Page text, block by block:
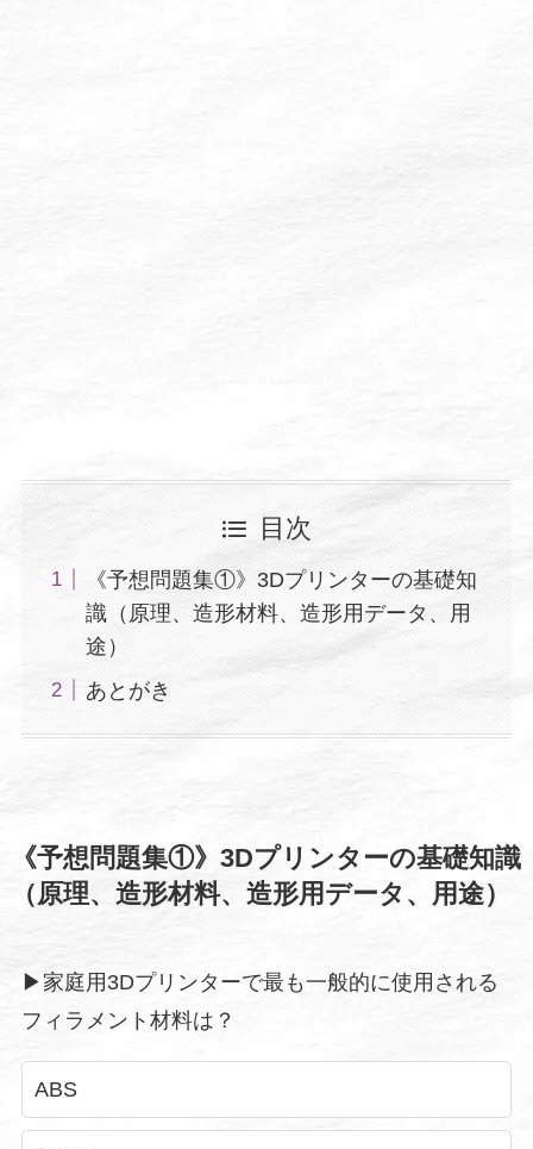
目次
《予想問題集①》3Dプリンターの基礎知
識（原理、造形材料、造形用データ、用
途）
あとがき
《予想問題集①》3Dプリンターの基礎知識
（原理、造形材料、造形用データ、用途）
▶︎家庭用3Dプリンターで最も一般的に使用される
フィラメント材料は？
ABS